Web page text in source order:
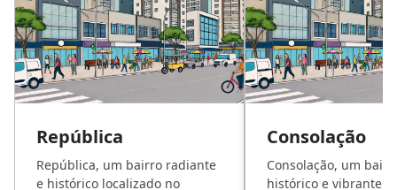
República
República, um bairro radiante
e histórico localizado no
Consolação
Consolação, um
histórico e vibrante